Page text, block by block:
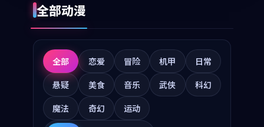
全部动漫
全部 恋爱 冒险 机甲
日常
悬疑
美食 音乐 武侠
科幻
魔法
奇幻 运动